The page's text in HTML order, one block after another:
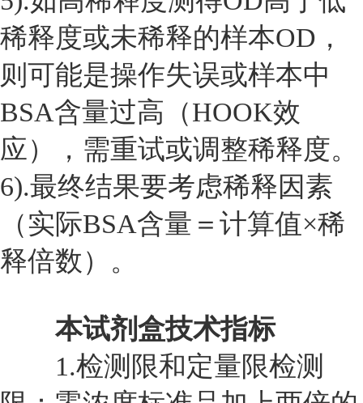
稀释度或未稀释的样本OD，
则可能是操作失误或样本中
BSA含量过高（HOOK效
应），需重试或调整稀释度。
6).最终结果要考虑稀释因素
（实际BSA含量＝计算值×稀
释倍数）。
本试剂盒技术指标
1.检测限和定量限检测